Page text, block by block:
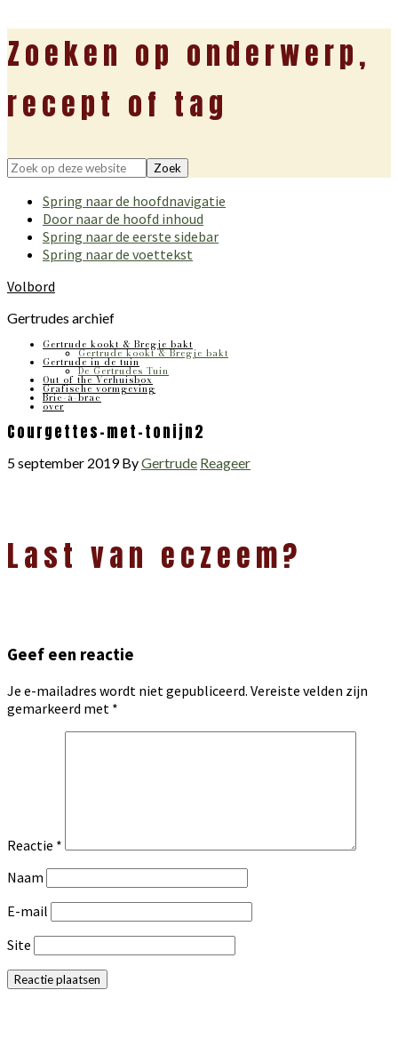
Zoeken op onderwerp,
recept of tag
Zoek
deze
website
Spring naar de hoofdnavigatie
Door naar de hoofd inhoud
Spring naar de eerste sidebar
Spring naar de voettekst
Volbord
Gertrudes archief
Gertrude kookt & Bregje bakt
Gertrude kookt & Bregje bakt
Gertrude in de tuin
De Gertrudes Tuin
Out of the Verhuisbox
Grafische vormgeving
Bric-à-brac
over
Courgettes-met-tonijn2
5 september 2019ByGertrude Reageer
Interacties
Last van eczeem?
Geef een reactie
Je e-mailadres wordt niet gepubliceerd. Vereiste velden zijn
gemarkeerd met *
Reactie *
Naam
E-mail
Site